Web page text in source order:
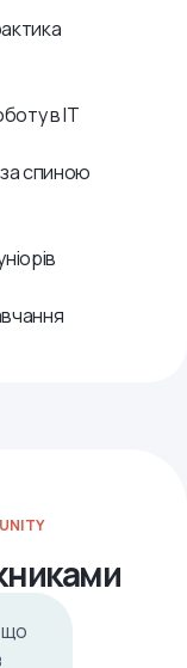
в ІТ
спиною
що